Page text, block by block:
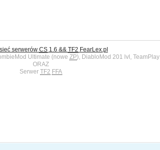
serwerów CS1.6 && TF2 FearLex.pl
Ultimate (nowe ZP), DiabloMod 201 lvl, TeamPlay
ORAZ
Serwer TF2 FFA